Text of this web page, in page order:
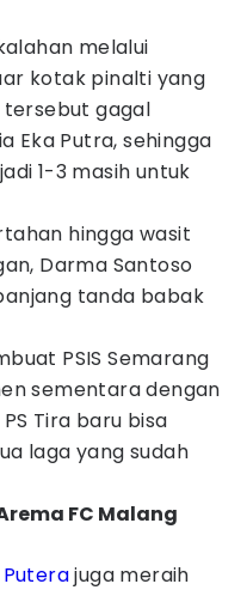
melalui
kotak pinalti yang
tersebut gagal
Eka Putra, sehingga
1-3 masih untuk
hingga wasit
Darma Santoso
tanda babak
PSIS Semarang
sementara dengan
Tira baru bisa
laga yang sudah
FC Malang
juga meraih